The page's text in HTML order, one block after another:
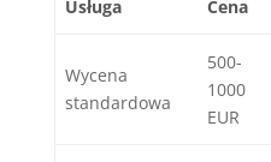
Usługa Cena
Wycena
standardowa
500-
1000
EUR